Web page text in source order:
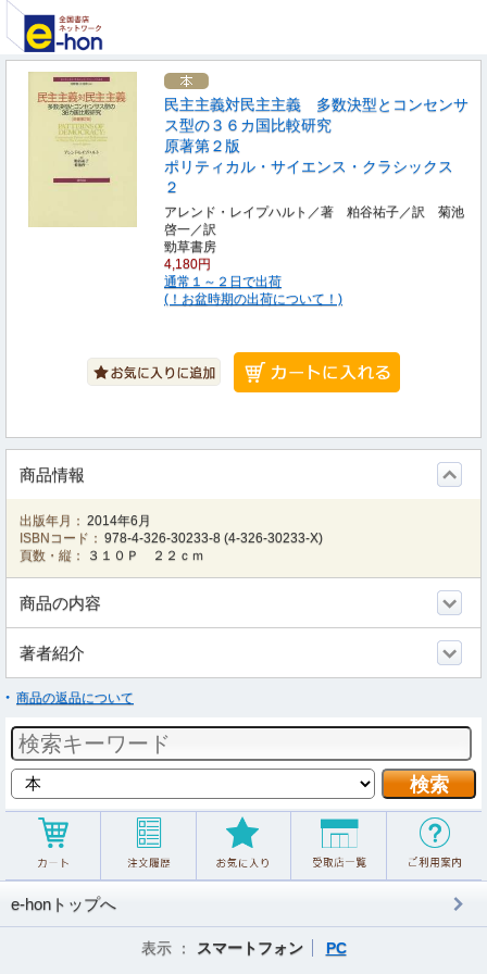
民主主義対民主主義 多数決型とコンセンサ
ス型の３６カ国比較研究
原著第２版
ポリティカル・サイエンス・クラシックス
２
アレンド・レイプハルト／著 粕谷祐子／訳 菊池
啓一／訳
勁草書房
4,180円
通常１～２日で出荷
(！お盆時期の出荷について！)
商品情報
出版年月： 2014年6月
ISBNコード： 978-4-326-30233-8 (4-326-30233-X)
頁数・縦：
３１０Ｐ ２２ｃｍ
商品の内容
著者紹介
商品の返品について
e-honトップへ
表示 ： スマートフォン PC